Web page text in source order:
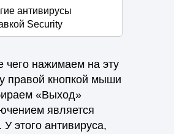
чего нажимаем на эту
правой кнопкой мыши
«Выход»
является
У этого антивируса,
антивирусы
Security